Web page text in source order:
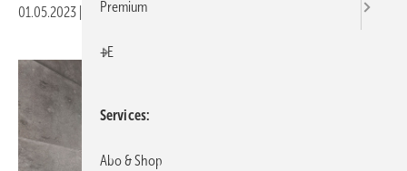
01.05.2023 Veröffentlicht in
Premium
+E
Services
Abo & Shop